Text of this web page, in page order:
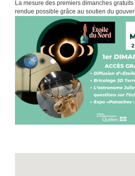
La mesure des premiers dimanches
rendue possible grâce au soutien du